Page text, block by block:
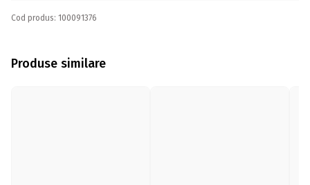
Cod produs: 100091376
Produse similare